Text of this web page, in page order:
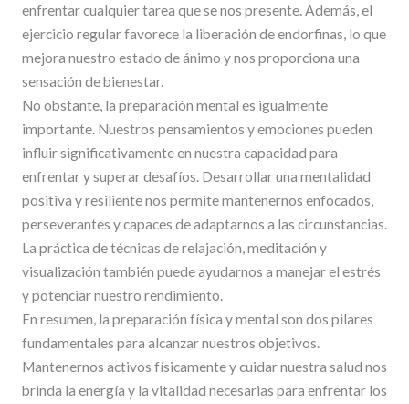
enfrentar cualquier tarea que se nos presente. Además, el
ejercicio regular favorece la liberación de endorfinas, lo que
mejora nuestro estado de ánimo y nos proporciona una
sensación de bienestar.
No obstante, la preparación mental es igualmente
importante. Nuestros pensamientos y emociones pueden
influir significativamente en nuestra capacidad para
enfrentar y superar desafíos. Desarrollar una mentalidad
positiva y resiliente nos permite mantenernos enfocados,
perseverantes y capaces de adaptarnos a las circunstancias.
La práctica de técnicas de relajación, meditación y
visualización también puede ayudarnos a manejar el estrés
y potenciar nuestro rendimiento.
En resumen, la preparación física y mental son dos pilares
fundamentales para alcanzar nuestros objetivos.
Mantenernos activos físicamente y cuidar nuestra salud nos
brinda la energía y la vitalidad necesarias para enfrentar los